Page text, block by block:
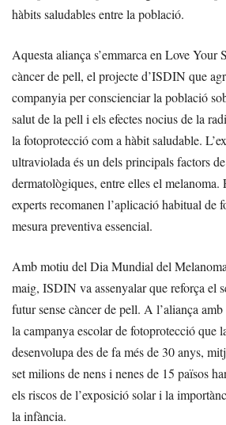
hàbits saludables entre la població.
Aquesta aliança s’emmarca en Love Your
càncer de pell, el projecte d’ISDIN que
companyia per conscienciar la població
salut de la pell i els efectes nocius de la
la fotoprotecció com a hàbit saludable.
ultraviolada és un dels principals factors
dermatològiques, entre elles el melanoma.
experts recomanen l’aplicació habitual de
mesura preventiva essencial.
Amb motiu del Dia Mundial del
maig, ISDIN va assenyalar que reforça el
futur sense càncer de pell. A l’aliança
la campanya escolar de fotoprotecció que
desenvolupa des de fa més de 30 anys,
set milions de nens i nenes de 15 països
els riscos de l’exposició solar i la
la infància.